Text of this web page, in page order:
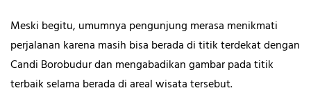
Meski begitu, umumnya pengunjung merasa menikmati
perjalanan karena masih bisa berada di titik terdekat dengan
Candi Borobudur dan mengabadikan gambar pada titik
terbaik selama berada di areal wisata tersebut.